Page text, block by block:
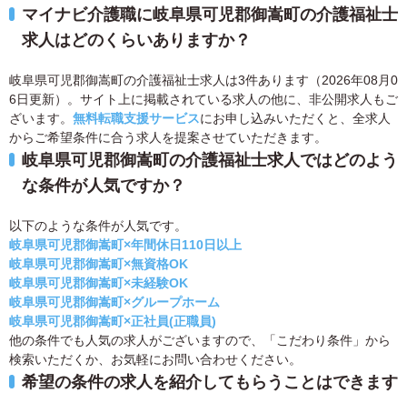
マイナビ介護職に岐阜県可児郡御嵩町の介護福祉士
求人はどのくらいありますか？
岐阜県可児郡御嵩町の介護福祉士求人は3件あります（2026年08月0
6日更新）。サイト上に掲載されている求人の他に、非公開求人もご
ざいます。 無料転職支援サービスにお申し込みいただくと、全求人
からご希望条件に合う求人を提案させていただきます。
岐阜県可児郡御嵩町の介護福祉士求人ではどのよう
な条件が人気ですか？
以下のような条件が人気です。
岐阜県可児郡御嵩町×年間休日110日以上
岐阜県可児郡御嵩町×無資格OK
岐阜県可児郡御嵩町×未経験OK
岐阜県可児郡御嵩町×グループホーム
岐阜県可児郡御嵩町×正社員(正職員)
他の条件でも人気の求人がございますので、「こだわり条件」から
検索いただくか、お気軽にお問い合わせください。
希望の条件の求人を紹介してもらうことはできます